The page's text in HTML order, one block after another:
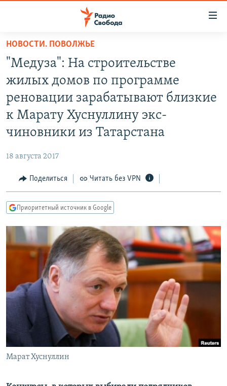
упрощенного
доступа
основному
содержанию
Вернутся
главной
навигации
Вернутся
поиску
ПРОГРАММЫ
ПОДКАСТЫ
ЦИТАТЫ СВОБОДЫ
МНЕНИЯ
IDEL.РЕАЛИИ
КАВКАЗ.РЕАЛИИ
СЕВЕР.РЕАЛИИ
РАСПИСАНИЕ ВЕЩАНИЯ
ПОДПИШИТЕСЬ НА РАССЫЛКУ
СОЦИАЛЬНЫЕ СЕТИ
Все сайты РСЕ/РС
НОВОСТИ. ПОВОЛЖЬЕ
"Медуза": На строительстве
жилых домов по программе
реновации зарабатывают близкие
к Марату Хуснуллину экс-
чиновники из Татарстана
18 августа 2017
Поделиться Читать без VPN
Приоритетный источник в Google
Марат Хуснуллин